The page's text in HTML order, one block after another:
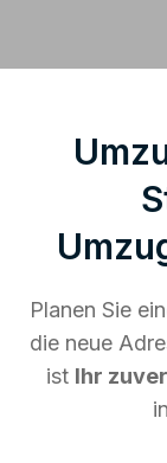
Planen Sie
die neue
ist Ihr